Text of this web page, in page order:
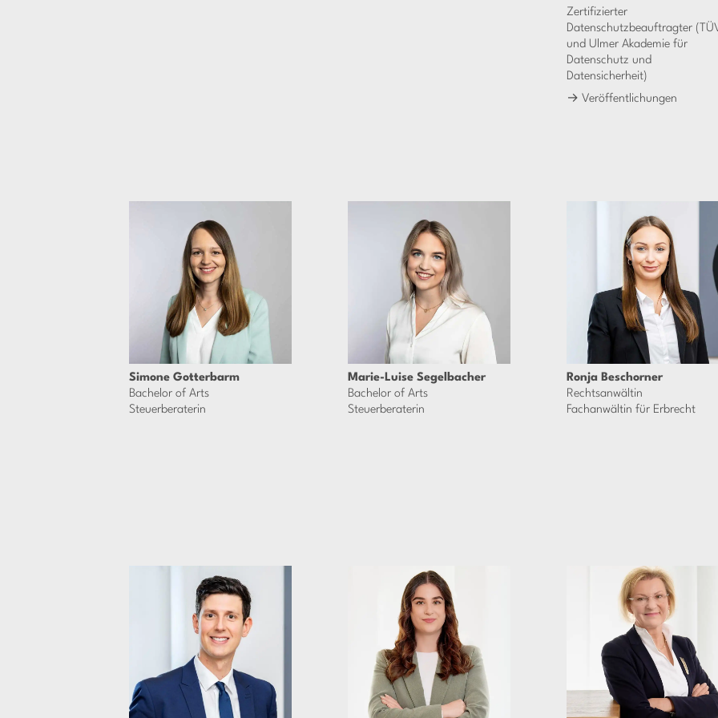
Zertifizierter
Datenschutzbeauftragter
und Ulmer Akademie für
Datenschutz und
Datensicherheit)
→ Veröffentlichungen
Simone Gotterbarm
Bachelor of Arts
Steuerberaterin
Marie-Luise Segelbacher
Bachelor of Arts
Steuerberaterin
Ronja Beschorner
Rechtsanwältin
Fachanwältin für Erbrecht